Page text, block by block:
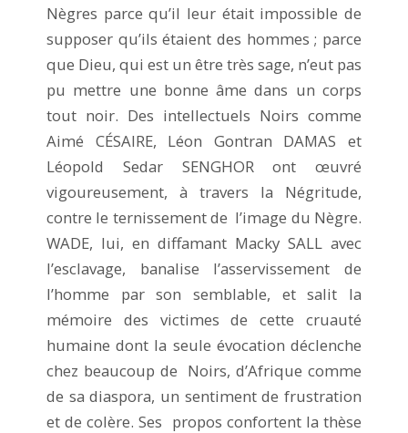
Nègres parce qu’il leur était impossible de
supposer qu’ils étaient des hommes ; parce
que Dieu, qui est un être très sage, n’eut pas
pu mettre une bonne âme dans un corps
tout noir. Des intellectuels Noirs comme
Aimé CÉSAIRE, Léon Gontran DAMAS et
Léopold Sedar SENGHOR ont œuvré
vigoureusement, à travers la Négritude,
contre le ternissement de l’image du Nègre.
WADE, lui, en diffamant Macky SALL avec
l’esclavage, banalise l’asservissement de
l’homme par son semblable, et salit la
mémoire des victimes de cette cruauté
humaine dont la seule évocation déclenche
chez beaucoup de Noirs, d’Afrique comme
de sa diaspora, un sentiment de frustration
et de colère. Ses propos confortent la thèse